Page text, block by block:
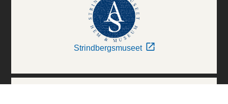
Strindbergsmuseet